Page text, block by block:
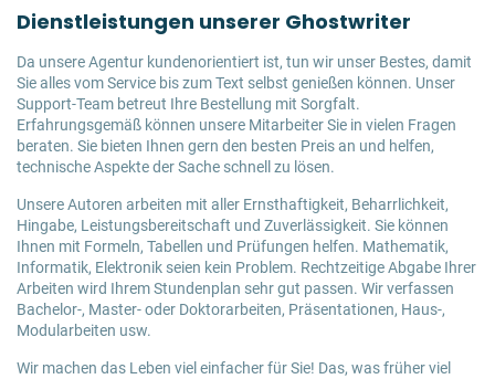
Dienstleistungen unserer Ghostwriter
Da unsere Agentur kundenorientiert ist, tun wir unser Bestes, damit
Sie alles vom Service bis zum Text selbst genießen können. Unser
Support-Team betreut Ihre Bestellung mit Sorgfalt.
Erfahrungsgemäß können unsere Mitarbeiter Sie in vielen Fragen
beraten. Sie bieten Ihnen gern den besten Preis an und helfen,
technische Aspekte der Sache schnell zu lösen.
Unsere Autoren arbeiten mit aller Ernsthaftigkeit, Beharrlichkeit,
Hingabe, Leistungsbereitschaft und Zuverlässigkeit. Sie können
Ihnen mit Formeln, Tabellen und Prüfungen helfen. Mathematik,
Informatik, Elektronik seien kein Problem. Rechtzeitige Abgabe Ihrer
Arbeiten wird Ihrem Stundenplan sehr gut passen. Wir verfassen
Bachelor-, Master- oder Doktorarbeiten, Präsentationen, Haus-,
Modularbeiten usw.
Wir machen das Leben viel einfacher für Sie! Das, was früher viel